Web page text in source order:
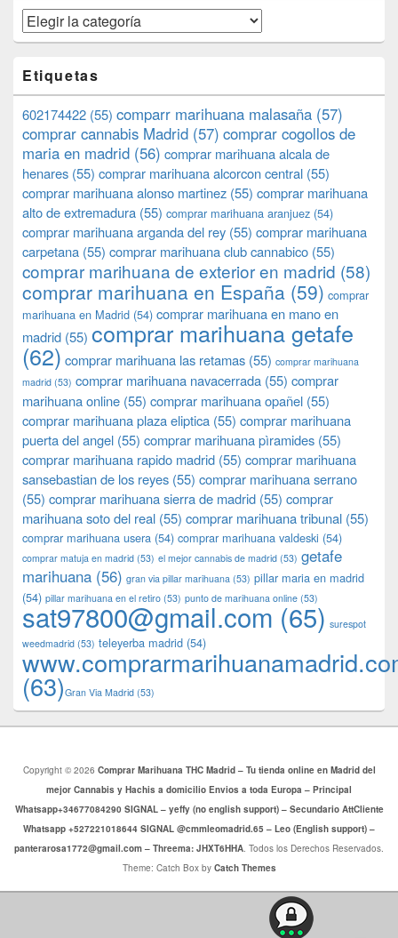
Categorías
Etiquetas
602174422 (55) comparr marihuana malasaña (57)
comprar cannabis Madrid (57) comprar cogollos de
maria en madrid (56) comprar marihuana alcala de
henares (55) comprar marihuana alcorcon central (55)
comprar marihuana alonso martinez (55) comprar marihuana
alto de extremadura (55) comprar marihuana aranjuez (54)
comprar marihuana arganda del rey (55) comprar marihuana
carpetana (55) comprar marihuana club cannabico (55)
comprar marihuana de exterior en madrid (58)
comprar marihuana en España (59) comprar
marihuana en Madrid (54) comprar marihuana en mano en
madrid (55) comprar marihuana getafe
(62) comprar marihuana las retamas (55) comprar marihuana
madrid (53) comprar marihuana navacerrada (55) comprar
marihuana online (55) comprar marihuana opañel (55)
comprar marihuana plaza eliptica (55) comprar marihuana
puerta del angel (55) comprar marihuana pìramides (55)
comprar marihuana rapido madrid (55) comprar marihuana
sansebastian de los reyes (55) comprar marihuana serrano
(55) comprar marihuana sierra de madrid (55) comprar
marihuana soto del real (55) comprar marihuana tribunal (55)
comprar marihuana usera (54) comprar marihuana valdeski (54)
comprar matuja en madrid (53) el mejor cannabis de madrid (53) getafe
marihuana (56) gran via pillar marihuana (53) pillar maria en madrid
(54) pillar marihuana en el retiro (53) punto de marihuana online (53)
sat97800@gmail.com (65) surespot
weedmadrid (53) teleyerba madrid (54)
(63)​​Gran Via Madrid (53)
Copyright © 2026 Comprar Marihuana THC Madrid – Tu tienda online en Madrid del
mejor Cannabis y Hachis a domicilio Envios a toda Europa – Principal
Whatsapp+34677084290 SIGNAL – yeffy (no english support) – Secundario AttCliente
Whatsapp +527221018644 SIGNAL @cmmleomadrid.65 – Leo (English support) –
panterarosa1772@gmail.com – Threema: JHXT6HHA. Todos los Derechos Reservados.
Theme: Catch Box by Catch Themes